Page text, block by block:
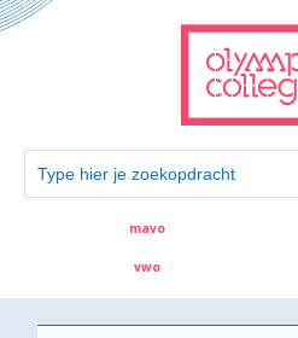
mavo
vwo